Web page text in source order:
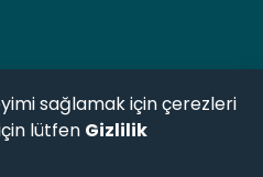
sağlamak için çerezleri
lütfen Gizlilik